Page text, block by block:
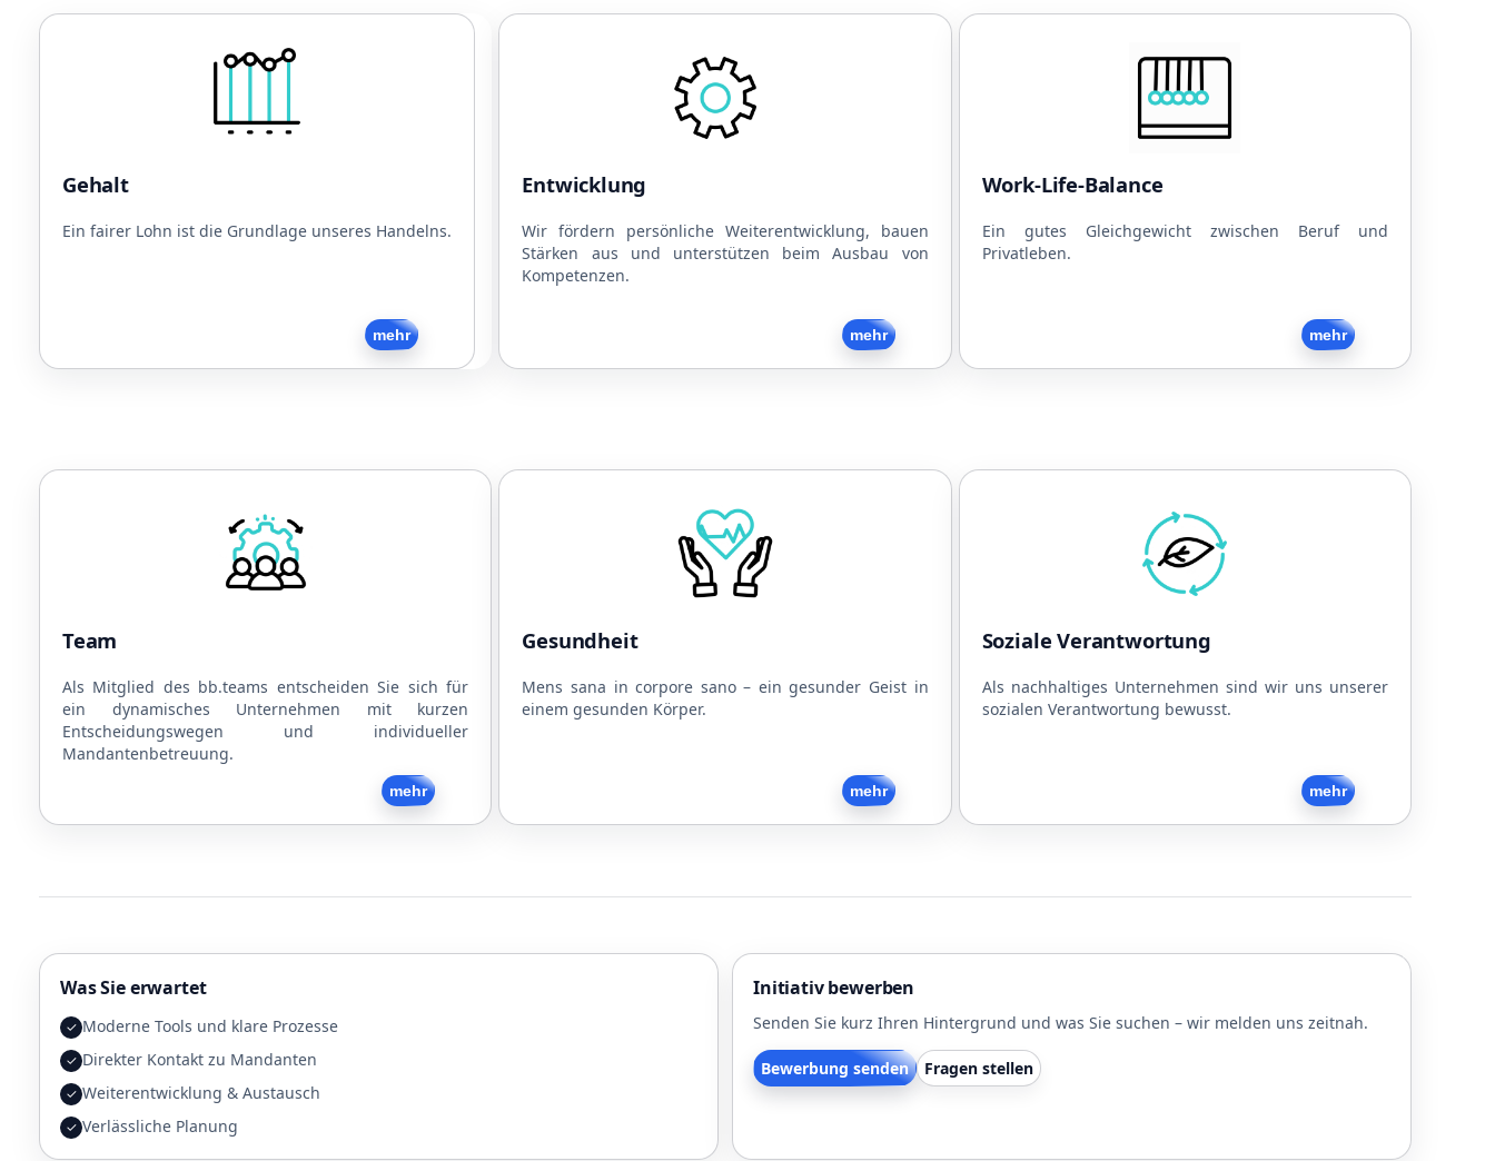
Gehalt
Ein fairer Lohn ist die Grundlage unseres Handelns.
mehr
Betriebliche Altersvorsorge
Dienstfahrzeug (Rad/PKW)
Kostenlose Snacks und Getränke
Entwicklung
Wir fördern persönliche Weiterentwicklung, bauen
Stärken aus und unterstützen beim Ausbau von
Kompetenzen.
mehr
Einführungsprogramm zu Beginn
Fester Ansprechpartner für die
Interne und externe Schulungen
Strukturierte Arbeitsabläufe
Flache Hierarchien
Work-Life-Balance
Ein gutes Gleichgewicht zwischen Beruf und
Privatleben.
mehr
Flexible Arbeitszeiten
4,5-Tage-Woche
Teilzeitmodelle
Hund im Büro
Team
Als Mitglied des bb.teams entscheiden Sie sich für
ein dynamisches Unternehmen mit kurzen
Entscheidungswegen und individueller
Mandantenbetreuung.
mehr
Sport
Gemeinsames Essen
Gesundheit
Mens sana in corpore sano – ein gesunder Geist in
einem gesunden Körper.
mehr
Kooperationen mit Physiotherapeuten
Kooperationen mit Ärzten
Kooperationen mit Fitnesscentern
Soziale Verantwortung
Als nachhaltiges Unternehmen sind wir uns unserer
sozialen Verantwortung bewusst.
mehr
Nachhaltige Unternehmensführung
Strom aus eigener PV-Anlage
Soziales Engagement
Was Sie erwartet
✓ Moderne Tools und klare Prozesse
✓ Direkter Kontakt zu Mandanten
✓ Weiterentwicklung & Austausch
✓ Verlässliche Planung
Initiativ bewerben
Senden Sie kurz Ihren Hintergrund und was Sie suchen – wir melden uns zeitnah.
Bewerbung senden Fragen stellen